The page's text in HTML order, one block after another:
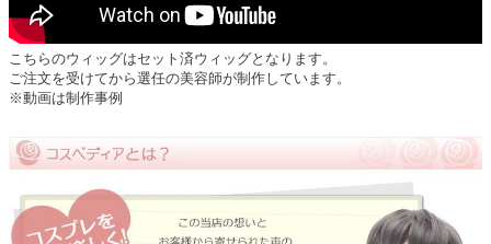
こちらのウィッグはセット済ウィッグとなります。
ご注文を受けてから選任の美容師が制作しています。
※動画は制作事例